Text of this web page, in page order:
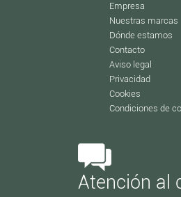
Empresa
Nuestras marcas
Dónde estamos
Contacto
Aviso legal
Privacidad
Cookies
Condiciones de
Atención al